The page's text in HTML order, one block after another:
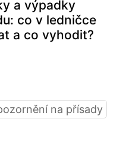
a výpadky
co v ledničce
a co vyhodit?
na přísady